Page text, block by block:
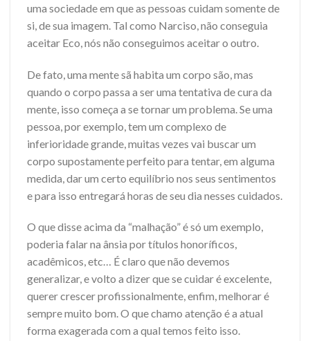
uma sociedade em que as pessoas cuidam somente de
si, de sua imagem. Tal como Narciso, não conseguia
aceitar Eco, nós não conseguimos aceitar o outro.
De fato, uma mente sã habita um corpo são, mas
quando o corpo passa a ser uma tentativa de cura da
mente, isso começa a se tornar um problema. Se uma
pessoa, por exemplo, tem um complexo de
inferioridade grande, muitas vezes vai buscar um
corpo supostamente perfeito para tentar, em alguma
medida, dar um certo equilíbrio nos seus sentimentos
e para isso entregará horas de seu dia nesses cuidados.
O que disse acima da “malhação” é só um exemplo,
poderia falar na ânsia por títulos honoríficos,
acadêmicos, etc… É claro que não devemos
generalizar, e volto a dizer que se cuidar é excelente,
querer crescer profissionalmente, enfim, melhorar é
sempre muito bom. O que chamo atenção é a atual
forma exagerada com a qual temos feito isso.